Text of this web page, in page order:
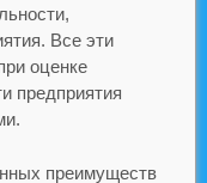
Все эти
оценке
предприятия
преимуществ